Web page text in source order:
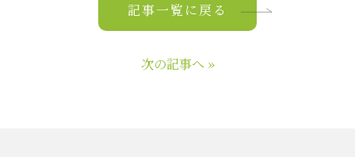
記事一覧に戻る
次の記事へ »